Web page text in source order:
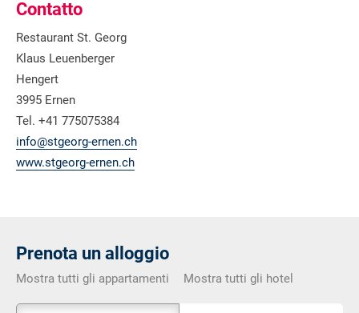
Contatto
Restaurant St. Georg
Klaus Leuenberger
Hengert
3995 Ernen
Tel. +41 775075384
info@stgeorg-ernen.ch
www.stgeorg-ernen.ch
Prenota un alloggio
Mostra tutti gli appartamenti Mostra tutti gli hotel